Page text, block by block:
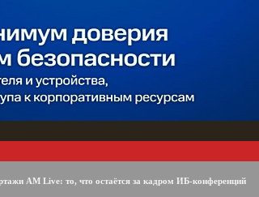
AM Live: то, что остаётся за кадром ИБ-конференций